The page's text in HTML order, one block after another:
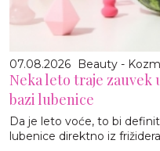
07.08.2026 Beauty -
Neka leto traje zauvek
bazi lubenice
Da je leto voće, to bi
lubenice direktno iz